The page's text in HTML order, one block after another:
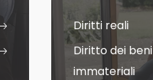
Diritti reali
Diritto dei beni
immateriali